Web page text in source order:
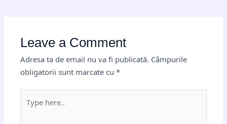
Leave a Comment
Adresa ta de email nu va fi publicată. Câmpurile
obligatorii sunt marcate cu*
here..